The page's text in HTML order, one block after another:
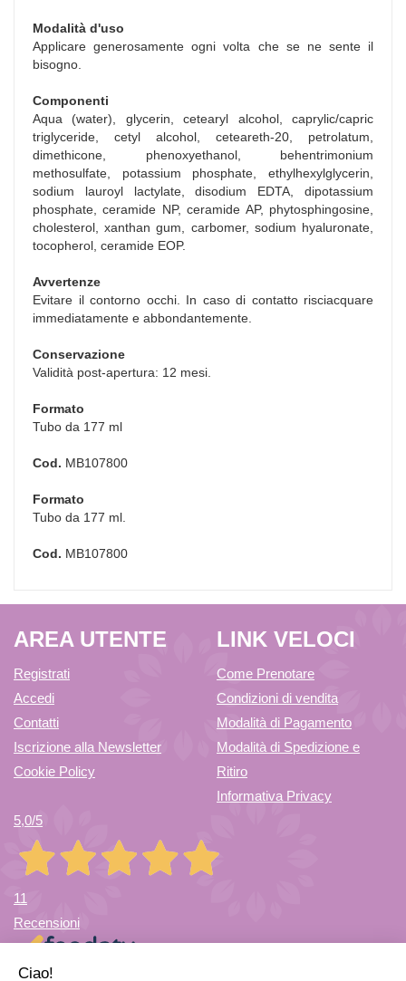
Modalità d'uso
Applicare generosamente ogni volta che se ne sente il
bisogno.
Componenti
Aqua (water), glycerin, cetearyl alcohol, caprylic/capric
triglyceride, cetyl alcohol, ceteareth-20, petrolatum,
dimethicone, phenoxyethanol, behentrimonium
methosulfate, potassium phosphate, ethylhexylglycerin,
sodium lauroyl lactylate, disodium EDTA, dipotassium
phosphate, ceramide NP, ceramide AP, phytosphingosine,
cholesterol, xanthan gum, carbomer, sodium hyaluronate,
tocopherol, ceramide EOP.
Avvertenze
Evitare il contorno occhi. In caso di contatto risciacquare
immediatamente e abbondantemente.
Conservazione
Validità post-apertura: 12 mesi.
Formato
Tubo da 177 ml
Cod. MB107800
Formato
Tubo da 177 ml.
Cod. MB107800
AREA UTENTE
Registrati
Accedi
Contatti
Iscrizione alla Newsletter
Cookie Policy
LINK VELOCI
Come Prenotare
Condizioni di vendita
Modalità di Pagamento
Modalità di Spedizione e
Ritiro
Informativa Privacy
5,0/5
11
Recensioni